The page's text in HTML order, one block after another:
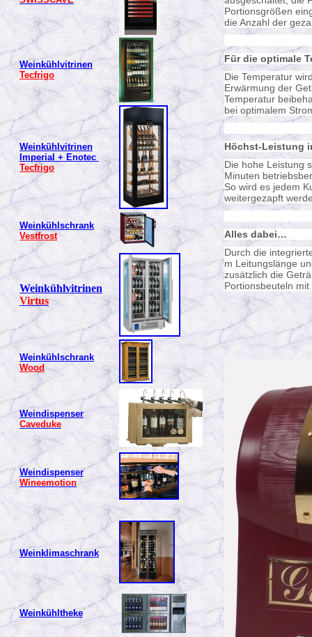
Weinkühlvitrinen
Tecfrigo
Weinkühlvitrinen
Imperial + Enotec
Tecfrigo
Weinkühlschrank
Vestfrost
Weinkühlvitrinen
Virtus
Weinkühlschrank
Wood
Weindispenser
Caveduke
Weindispenser
Wineemotion
Weinklimaschrank
Weinkühltheke
Portionsgrößen
die Anzahl der
Für die optimale
Die Temperatur
Erwärmung der
Temperatur
bei optimalem
Höchst-Leistung
Die hohe Leistung
Minuten
So wird es jedem
weitergezapft
Alles dabei…
Durch die
m Leitungslänge
zusätzlich die
Portionsbeuteln mit